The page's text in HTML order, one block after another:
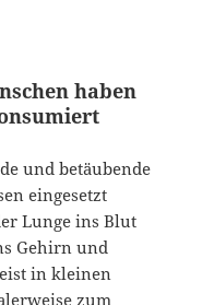
haben
und betäubende
eingesetzt
Lunge ins Blut
Gehirn und
in kleinen
zum